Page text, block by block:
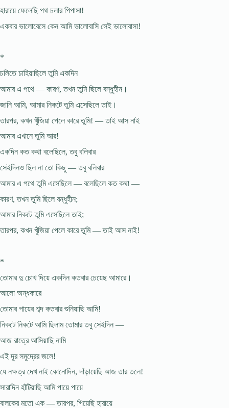
হারায়ে ফেলেছি পথ চলার পিপাসা!
একবার ভালোবেসে কেন আমি ভালোবাসি সেই ভালোবাসা!
*
চলিতে চাহিয়াছিলে তুমি একদিন
আমার এ পথে — কারণ, তখন তুমি ছিলে বন্ধুহীন।
জানি আমি, আমার নিকটে তুমি এসেছিলে তাই।
তারপর, কখন খুঁজিয়া পেলে কারে তুমি! — তাই আস নাই
আমার এখানে তুমি আর!
একদিন কত কথা বলেছিলে, তবু বলিবার
সেইদিনও ছিল না তো কিছু — তবু বলিবার
আমার এ পথে তুমি এসেছিলে — বলেছিলে কত কথা —
কারণ, তখন তুমি ছিলে বন্ধুহীন;
আমার নিকটে তুমি এসেছিলে তাই;
তারপর, কখন খুঁজিয়া পেলে কারে তুমি — তাই আস নাই!
*
তোমার দু চোখ দিয়ে একদিন কতবার চেয়েছ আমারে।
আলো অন্ধকারে
তোমার পায়ের শব্দ কতবার শুনিয়াছি আমি!
নিকটে নিকটে আমি ছিলাম তোমার তবু সেইদিন —
আজ রাত্রে আসিয়াছি নামি
এই দূর সমুদ্রের জলে!
যে নক্ষত্র দেখ নাই কোনোদিন, দাঁড়ায়েছি আজ তার তলে!
সারাদিন হাঁটিয়াছি আমি পায়ে পায়ে
বালকের মতো এক — তারপর, গিয়েছি হারায়ে